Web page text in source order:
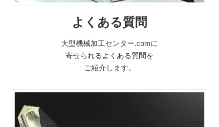
よくある質問
大型機械加工センター.comに
寄せられるよくある質問を
ご紹介します。